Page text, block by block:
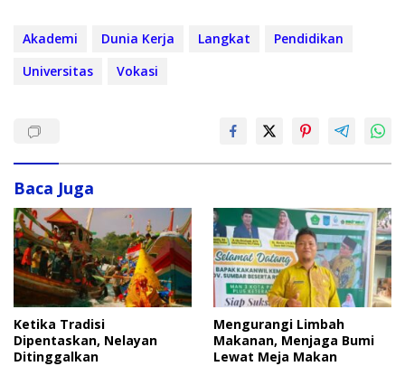
Akademi Dunia Kerja Langkat
Pendidikan
Universitas
Vokasi
Baca Juga
Ketika Tradisi
Dipentaskan, Nelayan
Ditinggalkan
Mengurangi Limbah
Makanan, Menjaga Bumi
Lewat Meja Makan